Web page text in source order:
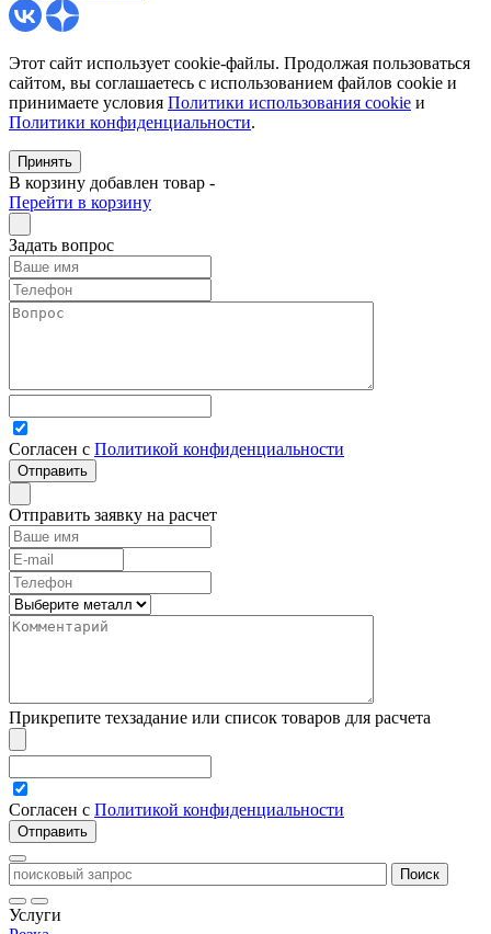
Этот сайт использует cookie-файлы. Продолжая пользоваться
сайтом, вы соглашаетесь с использованием файлов cookie и
принимаете условия Политики использования cookie и
Политики конфиденциальности.
Принять
В корзину добавлен товар -
Перейти в корзину
Задать вопрос
Согласен с Политикой конфиденциальности
Отправить заявку на расчет
Прикрепите техзадание или список товаров для расчета
Согласен с Политикой конфиденциальности
Услуги